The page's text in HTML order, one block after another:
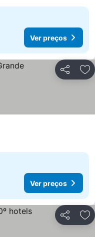
Ver preços
Partilhar
Ver preços
Partilhar